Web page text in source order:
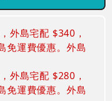
外島宅配 $340，
免運費優惠。外島
外島宅配 $280，
免運費優惠。外島